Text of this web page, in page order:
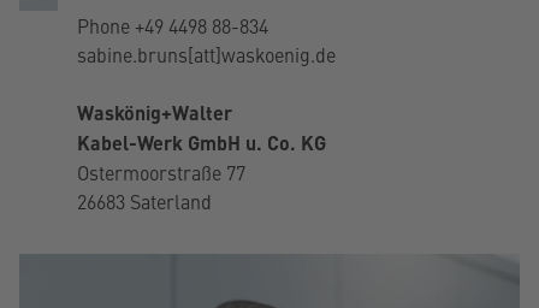
Phone +49 4498 88-834
sabine.bruns[att]waskoenig.de
Waskönig+Walter
Kabel-Werk GmbH u. Co. KG
Ostermoorstraße 77
26683 Saterland